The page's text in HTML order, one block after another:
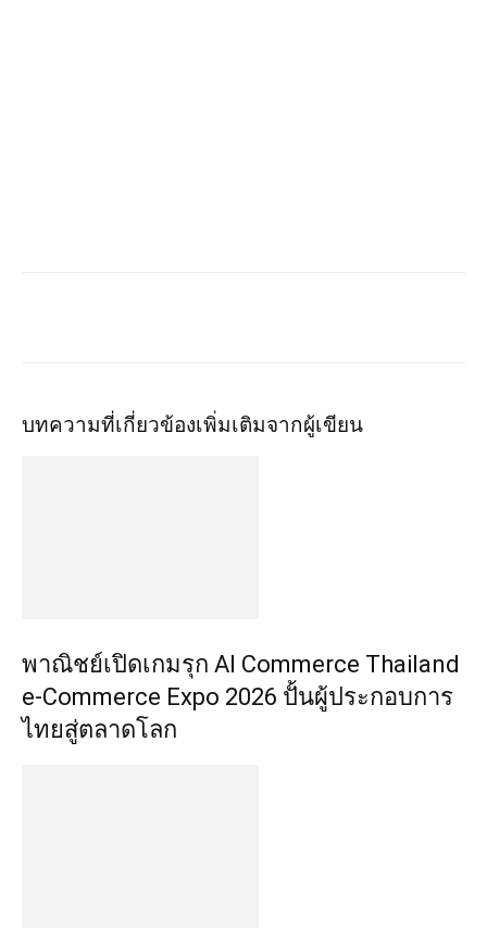
บทความที่เกี่ยวข้องเพิ่มเติมจากผู้เขียน
พาณิชย์เปิดเกมรุก AI Commerce Thailand
e-Commerce Expo 2026 ปั้นผู้ประกอบการ
ไทยสู่ตลาดโลก